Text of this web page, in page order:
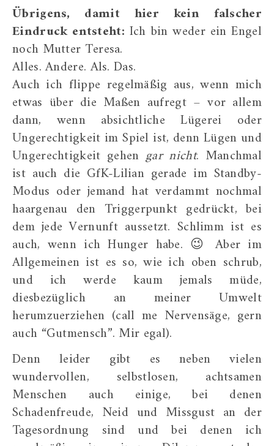
Übrigens, damit hier kein falscher
Eindruck entsteht: Ich bin weder ein Engel
noch Mutter Teresa.
Alles. Andere. Als. Das.
Auch ich flippe regelmäßig aus, wenn mich
etwas über die Maßen aufregt – vor allem
dann, wenn absichtliche Lügerei oder
Ungerechtigkeit im Spiel ist, denn Lügen und
Ungerechtigkeit gehen gar nicht. Manchmal
ist auch die GfK-Lilian gerade im Standby-
Modus oder jemand hat verdammt nochmal
haargenau den Triggerpunkt gedrückt, bei
dem jede Vernunft aussetzt. Schlimm ist es
auch, wenn ich Hunger habe. 😉 Aber im
Allgemeinen ist es so, wie ich oben schrub,
und ich werde kaum jemals müde,
diesbezüglich an meiner Umwelt
herumzuerziehen (call me Nervensäge, gern
auch “Gutmensch”. Mir egal).
Denn leider gibt es neben vielen
wundervollen, selbstlosen, achtsamen
Menschen auch einige, bei denen
Schadenfreude, Neid und Missgust an der
Tagesordnung sind und bei denen ich